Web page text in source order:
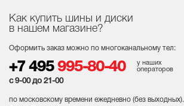
Как купить шины и диски
в нашем магазине?
Оформить заказ можно по многоканальному тел:
+7 495 995-80-40
у наших
операторов
с 9-00 до 21-00
по московскому времени ежедневно (без выходных).